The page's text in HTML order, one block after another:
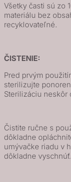
Všetky časti sú zo
materiálu bez
recyklovateľné.
ČISTENIE:
Pred prvým
sterilizujte
Sterilizáciu neskôr
Čistite ručne s
dôkladne
umývačke riadu v
dôkladne